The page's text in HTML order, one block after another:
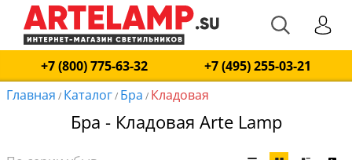
+7 (800) 775-63-32
+7 (495) 255-03-21
Главная / Каталог/ Бра / Кладовая
Бра - Кладовая Arte Lamp